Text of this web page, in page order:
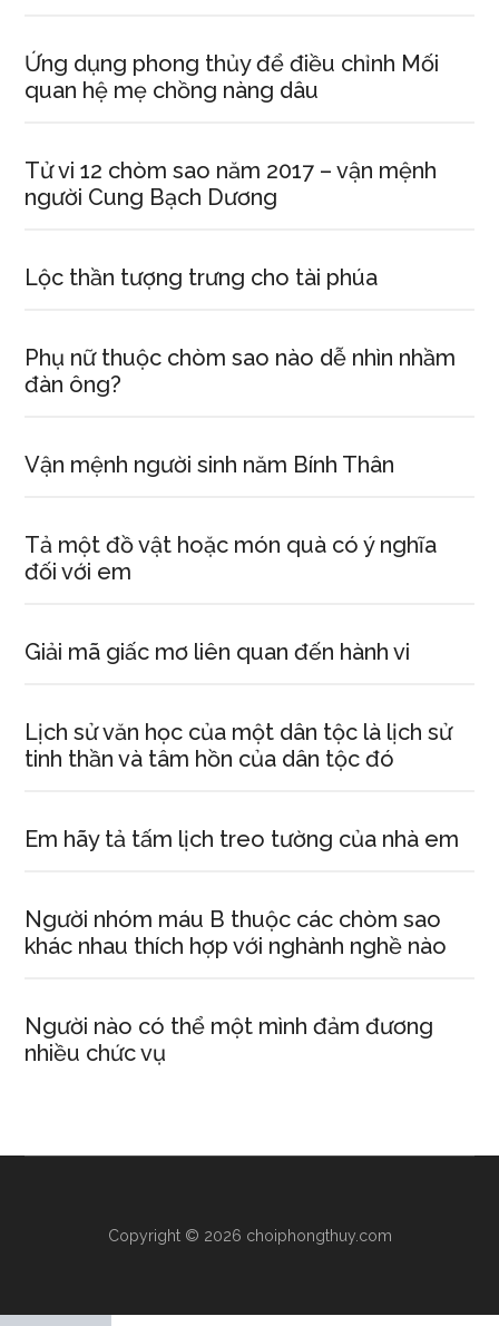
Ứng dụng phong thủy để điều chỉnh Mối
quan hệ mẹ chồng nàng dâu
Tử vi 12 chòm sao năm 2017 – vận mệnh
người Cung Bạch Dương
Lộc thần tượng trưng cho tài phúa
Phụ nữ thuộc chòm sao nào dễ nhìn nhầm
đàn ông?
Vận mệnh người sinh năm Bính Thân
Tả một đồ vật hoặc món quà có ý nghĩa
đối với em
Giải mã giấc mơ liên quan đến hành vi
Lịch sử văn học của một dân tộc là lịch sử
tinh thần và tâm hồn của dân tộc đó
Em hãy tả tấm lịch treo tường của nhà em
Người nhóm máu B thuộc các chòm sao
khác nhau thích hợp với nghành nghề nào
Người nào có thể một mình đảm đương
nhiều chức vụ
Copyright © 2026 choiphongthuy.com